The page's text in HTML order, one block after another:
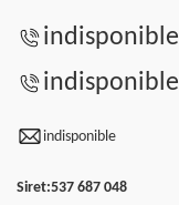
indisponible
indisponible
indisponible
Siret:537 687 048